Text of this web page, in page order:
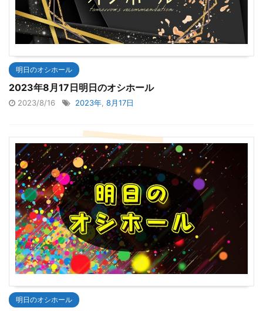
明日のオシホール
2023年8月17日明日のオシホール
2023/8/16 2023年, 8月17日
明日のオシホール